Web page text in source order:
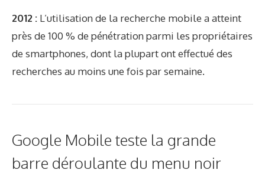
2012 : L’utilisation de la recherche mobile a atteint
près de 100 % de pénétration parmi les propriétaires
de smartphones, dont la plupart ont effectué des
recherches au moins une fois par semaine.
Google Mobile teste la grande
barre déroulante du menu noir